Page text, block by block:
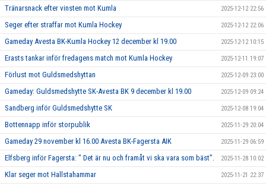
Tränarsnack efter vinsten mot Kumla 2025-12-12 22:56
Seger efter straffar mot Kumla Hockey 2025-12-12 22:06
Gameday Avesta BK-Kumla Hockey 12 december kl 19.00 2025-12-12 10:15
Erasts tankar inför fredagens match mot Kumla Hockey 2025-12-11 19:07
Förlust mot Guldsmedshyttan 2025-12-09 23:00
Gameday: Guldsmedshytte SK-Avesta BK 9 december kl 19.00 2025-12-09 09:24
Sandberg inför Guldsmedshytte SK 2025-12-08 19:04
Bottennapp inför storpublik 2025-11-29 20:04
Gameday 29 november kl 16.00 Avesta BK-Fagersta AIK 2025-11-29 06:59
Elfsberg inför Fagersta: " Det är nu och framåt vi ska vara som bäst”. 2025-11-28 10:02
Klar seger mot Hallstahammar 2025-11-21 22:37